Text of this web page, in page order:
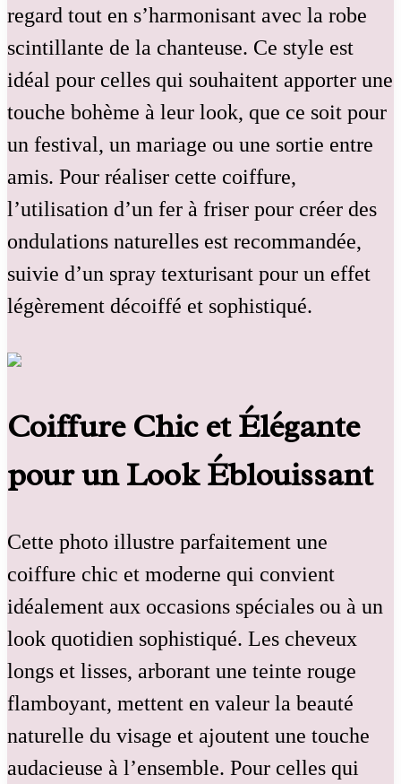
regard tout en s’harmonisant avec la robe
scintillante de la chanteuse. Ce style est
idéal pour celles qui souhaitent apporter une
touche bohème à leur look, que ce soit pour
un festival, un mariage ou une sortie entre
amis. Pour réaliser cette coiffure,
l’utilisation d’un fer à friser pour créer des
ondulations naturelles est recommandée,
suivie d’un spray texturisant pour un effet
légèrement décoiffé et sophistiqué.
Coiffure Chic et Élégante
pour un Look Éblouissant
Cette photo illustre parfaitement une
coiffure chic et moderne qui convient
idéalement aux occasions spéciales ou à un
look quotidien sophistiqué. Les cheveux
longs et lisses, arborant une teinte rouge
flamboyant, mettent en valeur la beauté
naturelle du visage et ajoutent une touche
audacieuse à l’ensemble. Pour celles qui